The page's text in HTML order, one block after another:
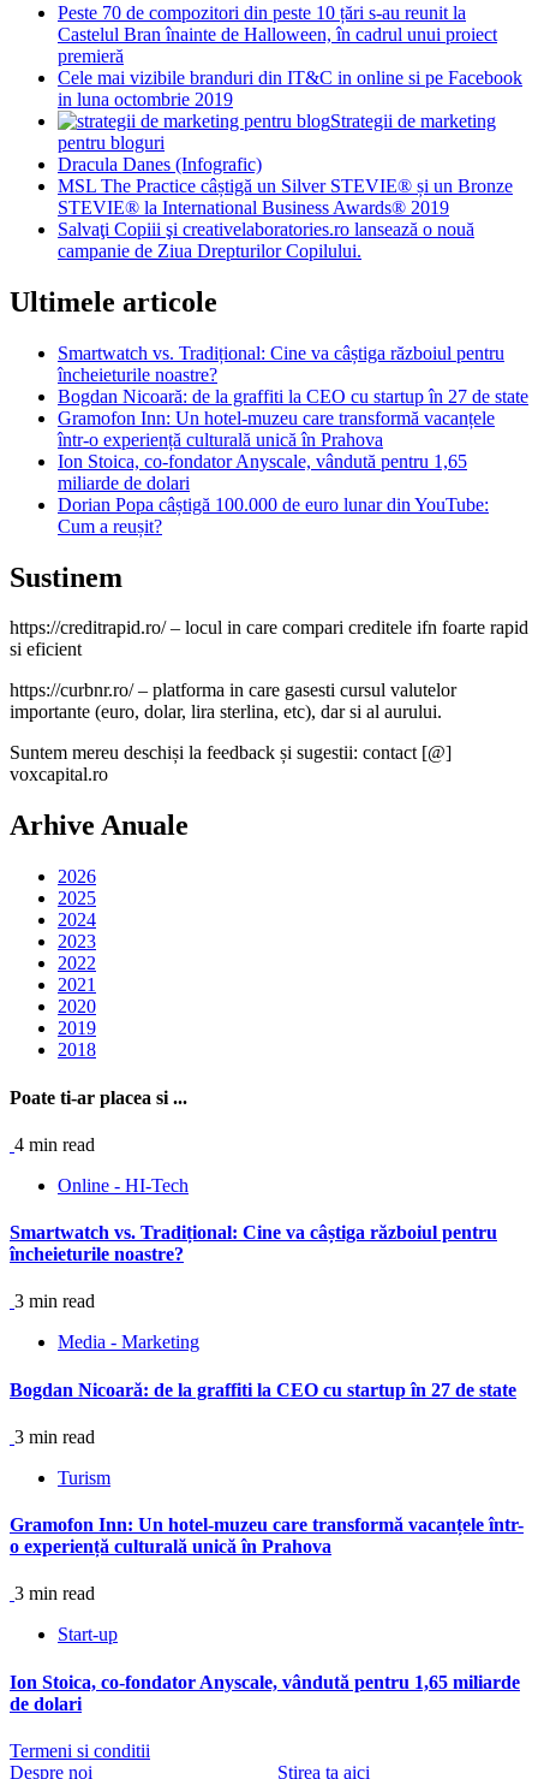
Peste 70 de compozitori din peste 10 țări s-au reunit la
Castelul Bran înainte de Halloween, în cadrul unui proiect
premieră
Cele mai vizibile branduri din IT&C in online si pe Facebook
in luna octombrie 2019
Strategii de marketing
pentru bloguri
Dracula Danes (Infografic)
MSL The Practice câștigă un Silver STEVIE® și un Bronze
STEVIE® la International Business Awards® 2019
Salvaţi Copiii şi creativelaboratories.ro lansează o nouă
campanie de Ziua Drepturilor Copilului.
Ultimele articole
Smartwatch vs. Tradițional: Cine va câștiga războiul pentru
încheieturile noastre?
Bogdan Nicoară: de la graffiti la CEO cu startup în 27 de state
Gramofon Inn: Un hotel-muzeu care transformă vacanțele
într-o experiență culturală unică în Prahova
Ion Stoica, co-fondator Anyscale, vândută pentru 1,65
miliarde de dolari
Dorian Popa câștigă 100.000 de euro lunar din YouTube:
Cum a reușit?
Sustinem
https://creditrapid.ro/ – locul in care compari creditele ifn foarte rapid
si eficient
https://curbnr.ro/ – platforma in care gasesti cursul valutelor
importante (euro, dolar, lira sterlina, etc), dar si al aurului.
Suntem mereu deschiși la feedback și sugestii: contact [@]
voxcapital.ro
Arhive Anuale
2026
2025
2024
2023
2022
2021
2020
2019
2018
Poate ti-ar placea si ...
4 min read
Online - HI-Tech
Smartwatch vs. Tradițional: Cine va câștiga războiul pentru
încheieturile noastre?
3 min read
Media - Marketing
Bogdan Nicoară: de la graffiti la CEO cu startup în 27 de state
3 min read
Turism
Gramofon Inn: Un hotel-muzeu care transformă vacanțele într-
o experiență culturală unică în Prahova
3 min read
Start-up
Ion Stoica, co-fondator Anyscale, vândută pentru 1,65 miliarde
de dolari
Termeni si conditii
Despre noi
Stirea ta aici